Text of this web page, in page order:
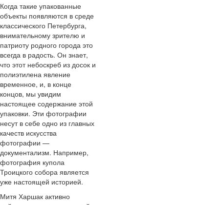
Когда такие упакованные
объекты появляются в среде
классического Петербурга,
внимательному зрителю и
патриоту родного города это
всегда в радость. Он знает,
что этот небоскреб из досок и
полиэтилена явление
временное, и, в конце
концов, мы увидим
настоящее содержание этой
упаковки. Эти фотографии
несут в себе одно из главных
качеств искусства
фотографии —
документализм. Например,
фотография купола
Троицкого собора является
уже настоящей историей.
Митя Харшак активно